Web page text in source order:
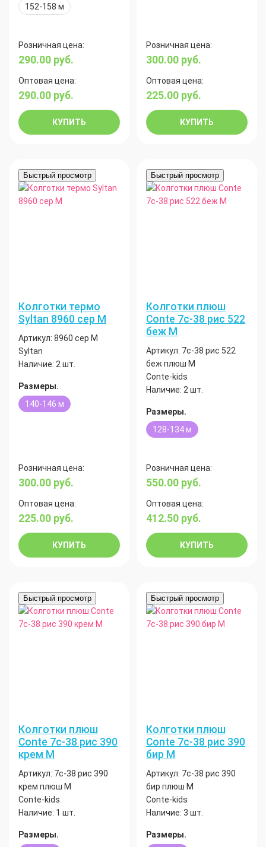
152-158 м
Розничная цена:
290.00 руб.
Оптовая цена:
290.00 руб.
КУПИТЬ
Розничная цена:
300.00 руб.
Оптовая цена:
225.00 руб.
КУПИТЬ
Быстрый просмотр
Колготки термо
Syltan 8960 сер М
Артикул: 8960 сер М
Syltan
Наличие: 2 шт.
Размеры.
140-146 м
Розничная цена:
300.00 руб.
Оптовая цена:
225.00 руб.
КУПИТЬ
Быстрый просмотр
Колготки плюш
Conte 7с-38 рис 522
беж М
Артикул: 7с-38 рис 522
беж плюш М
Conte-kids
Наличие: 2 шт.
Размеры.
128-134 м
Розничная цена:
550.00 руб.
Оптовая цена:
412.50 руб.
КУПИТЬ
Быстрый просмотр
Колготки плюш
Conte 7с-38 рис 390
крем М
Артикул: 7с-38 рис 390
крем плюш М
Conte-kids
Наличие: 1 шт.
Размеры.
Быстрый просмотр
Колготки плюш
Conte 7с-38 рис 390
бир М
Артикул: 7с-38 рис 390
бир плюш М
Conte-kids
Наличие: 3 шт.
Размеры.